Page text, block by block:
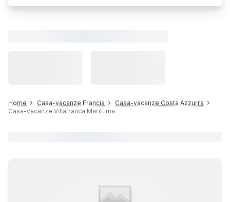
Home Casa-vacanze Francia
Casa-vacanze Costa Azzurra
Casa-vacanze Villafranca Marittima